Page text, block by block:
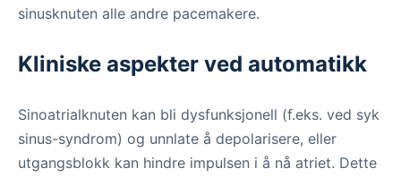
sinusknuten alle andre pacemakere.
Kliniske aspekter ved automatikk
Sinoatrialknuten kan bli dysfunksjonell (f.eks. ved syk
sinus-syndrom) og unnlate å depolarisere, eller
utgangsblokk kan hindre impulsen i å nå atriet. Dette